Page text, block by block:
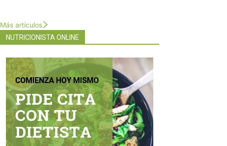
Más artículos
NUTRICIONISTA ONLINE